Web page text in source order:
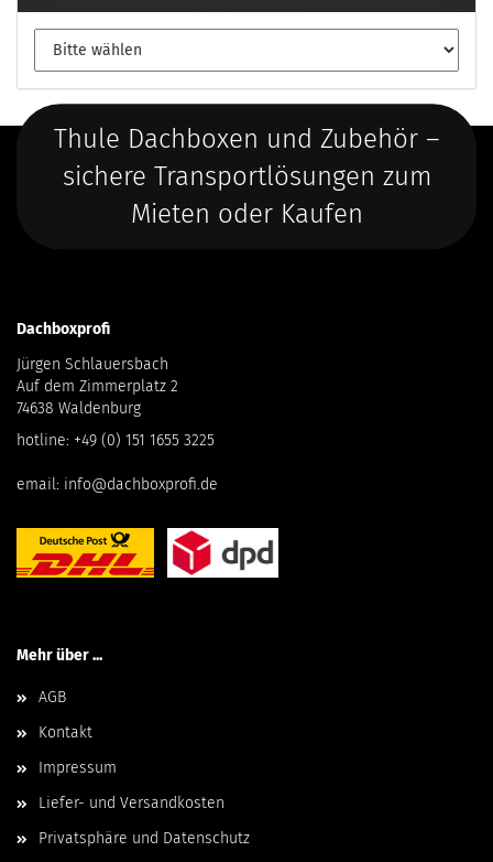
Thule Dachboxen und Zubehör –
sichere Transportlösungen zum
Mieten oder Kaufen
Dachboxprofi
Jürgen Schlauersbach
Auf dem Zimmerplatz 2
74638 Waldenburg
hotline: +49 (0) 151 1655 3225
email: info@dachboxprofi.de
Mehr über ...
AGB
Kontakt
Impressum
Liefer- und Versandkosten
Privatsphäre und Datenschutz